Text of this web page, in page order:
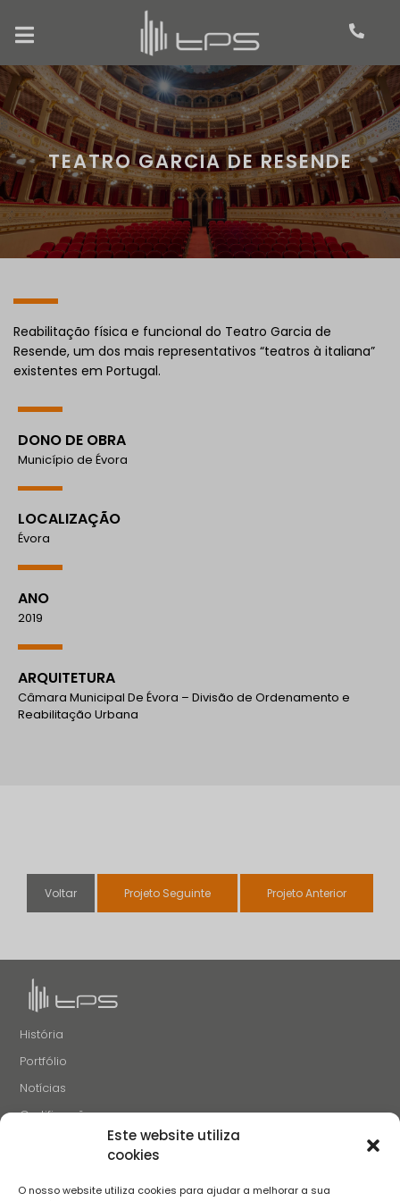
Este website utiliza
cookies
O nosso website utiliza cookies para ajudar a melhorar a sua
TEATRO GARCIA DE RESENDE
Reabilitação física e funcional do Teatro Garcia de
Resende, um dos mais representativos “teatros à italiana”
existentes em Portugal.
DONO DE OBRA
Município de Évora
LOCALIZAÇÃO
Évora
ANO
2019
ARQUITETURA
Câmara Municipal De Évora – Divisão de Ordenamento e
Reabilitação Urbana
Voltar Projeto Seguinte Projeto Anterior
História
Portfólio
Notícias
Certificações